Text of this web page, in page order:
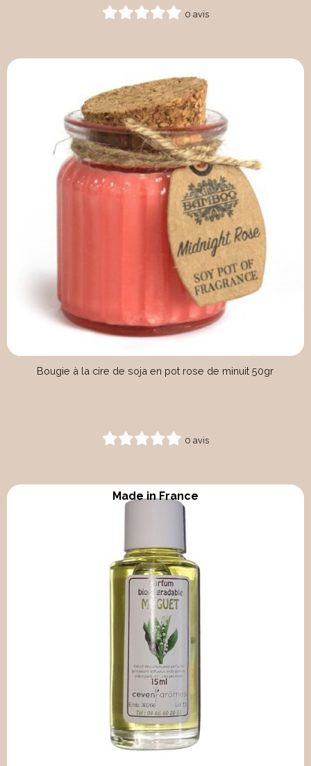
0 avis
Bougie à la cire de soja en pot rose de minuit 50gr
0 avis
Made in France